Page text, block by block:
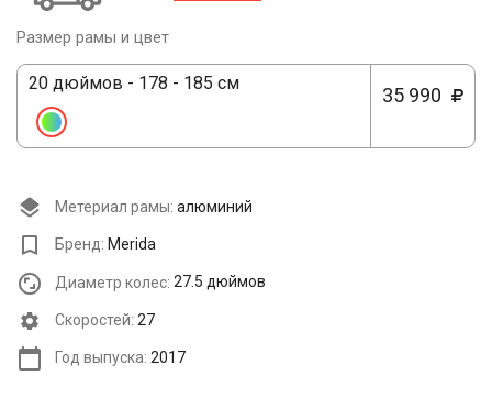
Размер рамы и цвет
20 дюймов - 178 - 185 см
35 990
Метериал рамы: алюминий
Бренд: Merida
Диаметр колес: 27.5 дюймов
Cкоростей: 27
Год выпуска: 2017